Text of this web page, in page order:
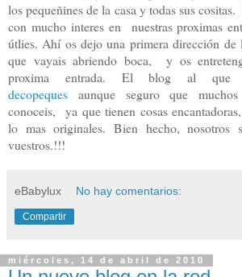
los pequeñines de la casa y todas sus
con mucho interes en nuestras proximas
útlies. Ahí os dejo una primera dirección de
que vayais abriendo boca, y os
proxima entrada. El blog al que
decopeques aunque seguro que
conoceis, ya que tienen cosas
lo mas originales. Bien hecho, nosotros
vuestros.!!!
eBabylux No hay comentarios:
Compartir
miércoles, 14 de abril de 2010